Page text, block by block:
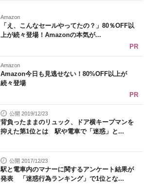
Amazon
「え、こんなセールやってたの？」80％OFF以
上が続々登場！Amazonの本気が...
PR
Amazon
Amazon今日も見逃せない！80%OFF以上が
続々登場
PR
公開 2019/12/23
背負ったままのリュック、ドア横キープマンを
抑えた第1位とは 駅や電車で「迷惑」と...
公開 2017/12/23
駅と電車内のマナーに関するアンケート結果が
発表 「迷惑行為ランキング」で1位とな...